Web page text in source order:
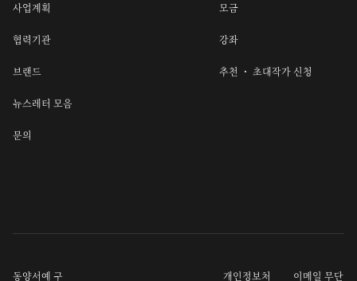
사업계획
협력기관
브랜드
뉴스레터 모음
문의
모금
강좌
추천 ・ 초대작가 신청
동양서예 구
개인정보처
이메일 무단